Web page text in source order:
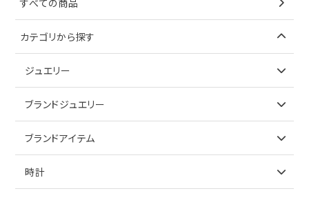
すべての商品
カテゴリから探す
ジュエリー
アイテムで探す
ブランドジュエリー
アイテムで探す
ブランドアイテム
アイテムで探す
時計